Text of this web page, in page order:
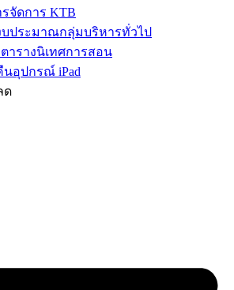
จัดการ KTB
บประมาณกลุ่มบริหารทั่วไป
ารางนิเทศการสอน
นอุปกรณ์ iPad
ด